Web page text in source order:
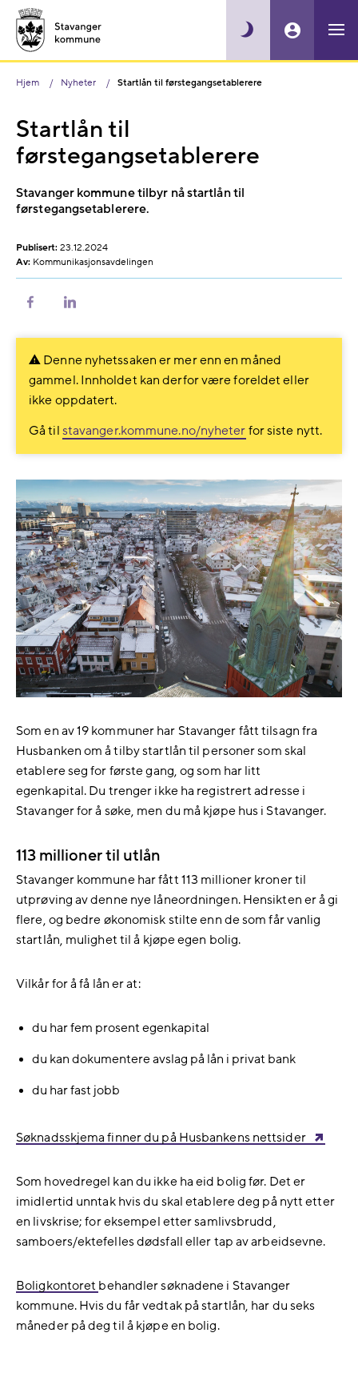
Hjem Nyheter Startlån til førstegangsetablerere
Startlån til
førstegangsetablerere
Stavanger kommune tilbyr nå startlån til
førstegangsetablerere.
Publisert: 23.12.2024
Av: Kommunikasjonsavdelingen
Del
Del
Denne nyhetssaken er mer enn en måned
gammel. Innholdet kan derfor være foreldet eller
ikke oppdatert.
Gå til stavanger.kommune.no/nyheter for siste nytt.
Som en av 19 kommuner har Stavanger fått tilsagn fra
Husbanken om å tilby startlån til personer som skal
etablere seg for første gang, og som har litt
egenkapital. Du trenger ikke ha registrert adresse i
Stavanger for å søke, men du må kjøpe hus i Stavanger.
113 millioner til utlån
Stavanger kommune har fått 113 millioner kroner til
utprøving av denne nye låneordningen. Hensikten er å gi
flere, og bedre økonomisk stilte enn de som får vanlig
startlån, mulighet til å kjøpe egen bolig.
Vilkår for å få lån er at:
du har fem prosent egenkapital
du kan dokumentere avslag på lån i privat bank
du har fast jobb
Søknadsskjema finner du på Husbankens nettsider
Som hovedregel kan du ikke ha eid bolig før. Det er
imidlertid unntak hvis du skal etablere deg på nytt etter
en livskrise; for eksempel etter samlivsbrudd,
samboers/ektefelles dødsfall eller tap av arbeidsevne.
Boligkontoret behandler søknadene i Stavanger
kommune. Hvis du får vedtak på startlån, har du seks
måneder på deg til å kjøpe en bolig.